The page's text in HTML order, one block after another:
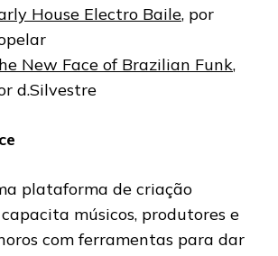
House Electro Baile, por
New Face of Brazilian Funk,
d.Silvestre
plataforma de criação
músicos, produtores e
com ferramentas para dar